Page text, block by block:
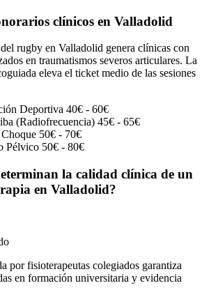
clínicos en Valladolid
rugby en Valladolid genera clínicas con
en traumatismos severos articulares. La
eleva el ticket medio de las sesiones
Deportiva 40€ - 60€
(Radiofrecuencia) 45€ - 65€
50€ - 70€
Pélvico 50€ - 80€
la calidad clínica de un
en Valladolid?
por fisioterapeutas colegiados garantiza
en formación universitaria y evidencia